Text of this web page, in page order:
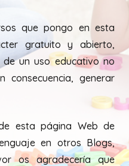
que pongo en esta
gratuito y abierto,
un uso educativo no
generar
esta página Web de
en otros Blogs,
os agradecería que